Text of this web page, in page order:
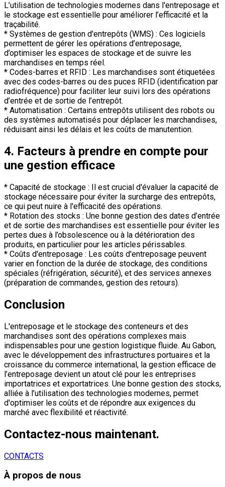
L’utilisation de technologies modernes dans l'entreposage et
le stockage est essentielle pour améliorer l’efficacité et la
traçabilité.
* Systèmes de gestion d'entrepôts (WMS) : Ces logiciels
permettent de gérer les opérations d’entreposage,
d’optimiser les espaces de stockage et de suivre les
marchandises en temps réel.
* Codes-barres et RFID : Les marchandises sont étiquetées
avec des codes-barres ou des puces RFID (identification par
radiofréquence) pour faciliter leur suivi lors des opérations
d’entrée et de sortie de l’entrepôt.
* Automatisation : Certains entrepôts utilisent des robots ou
des systèmes automatisés pour déplacer les marchandises,
réduisant ainsi les délais et les coûts de manutention.
4. Facteurs à prendre en compte pour
une gestion efficace
* Capacité de stockage : Il est crucial d'évaluer la capacité de
stockage nécessaire pour éviter la surcharge des entrepôts,
ce qui peut nuire à l'efficacité des opérations.
* Rotation des stocks : Une bonne gestion des dates d’entrée
et de sortie des marchandises est essentielle pour éviter les
pertes dues à l’obsolescence ou à la détérioration des
produits, en particulier pour les articles périssables.
* Coûts d'entreposage : Les coûts d'entreposage peuvent
varier en fonction de la durée de stockage, des conditions
spéciales (réfrigération, sécurité), et des services annexes
(préparation de commandes, gestion des retours).
Conclusion
L'entreposage et le stockage des conteneurs et des
marchandises sont des opérations complexes mais
indispensables pour une gestion logistique fluide. Au Gabon,
avec le développement des infrastructures portuaires et la
croissance du commerce international, la gestion efficace de
l’entreposage devient un atout clé pour les entreprises
importatrices et exportatrices. Une bonne gestion des stocks,
alliée à l’utilisation des technologies modernes, permet
d'optimiser les coûts et de répondre aux exigences du
marché avec flexibilité et réactivité.
Contactez-nous maintenant.
CONTACTS
À propos de nous